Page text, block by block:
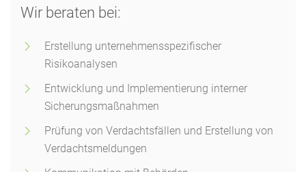
Wir beraten bei:
Erstellung unternehmensspezifischer
Risikoanalysen
Entwicklung und Implementierung interner
Sicherungsmaßnahmen
Prüfung von Verdachtsfällen und Erstellung von
Verdachtsmeldungen